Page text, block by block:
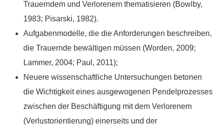
Trauerndem und Verlorenem thematisieren (Bowlby,
1983; Pisarski, 1982).
Aufgabenmodelle, die die Anforderungen beschreiben,
die Trauernde bewältigen müssen (Worden, 2009;
Lammer, 2004; Paul, 2011);
Neuere wissenschaftliche Untersuchungen betonen
die Wichtigkeit eines ausgewogenen Pendelprozesses
zwischen der Beschäftigung mit dem Verlorenem
(Verlustorientierung) einerseits und der